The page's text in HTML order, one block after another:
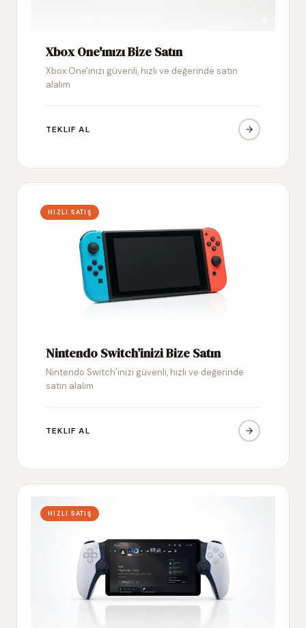
Xbox One'ınızı Bize Satın
Xbox One'ınızı güvenli, hızlı ve değerinde satın
alalım
TEKLIF AL
HIZLI SATIŞ
Nintendo Switch’inizi Bize Satın
Nintendo Switch’inizi güvenli, hızlı ve değerinde
satın alalım
TEKLIF AL
HIZLI SATIŞ